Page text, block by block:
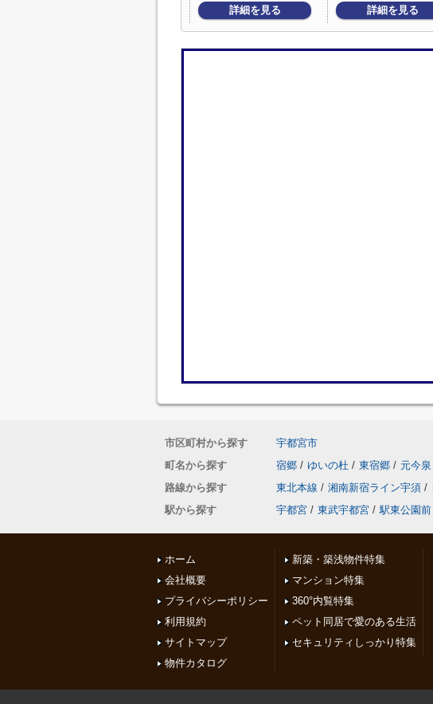
詳細を見る 詳細を見る
市区町村から探す
宇都宮市
町名から探す
宿郷 / ゆいの杜 / 東宿郷 / 元今泉
路線から探す
東北本線 / 湘南新宿ライン宇須 /
駅から探す
宇都宮 / 東武宇都宮 / 駅東公園前
ホーム
会社概要
プライバシーポリシー
利用規約
サイトマップ
物件カタログ
新築・築浅物件特集
マンション特集
360°内覧特集
ペット同居で愛のある生活
セキュリティしっかり特集